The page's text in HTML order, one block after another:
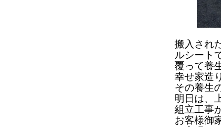
搬入され
ルシート
覆って養
幸せ家造
その養生
明日は、
組立工事
お客様御